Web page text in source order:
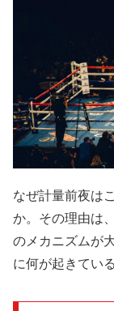
なぜ計量前夜は
か。その理由は
のメカニズムが
に何が起きてい